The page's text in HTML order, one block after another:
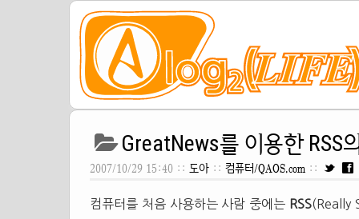
GreatNews를 이용한 RSS
2007/10/29 15:40 :: 도아 :: 컴퓨터/QAOS.com ::
컴퓨터를 처음 사용하는 사람 중에는 RSS(Really